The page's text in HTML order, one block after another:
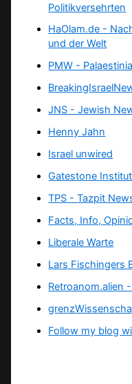
Politikversehrten
HaOlam.de -
und der Welt
PMW -
JNS - Jewish
Henny Jahn
Israel unwired
Gatestone
TPS -Tazpit
Facts, Info,
Liberale Warte
Lars Fischingers
Retroanom.alien
Follow my blog